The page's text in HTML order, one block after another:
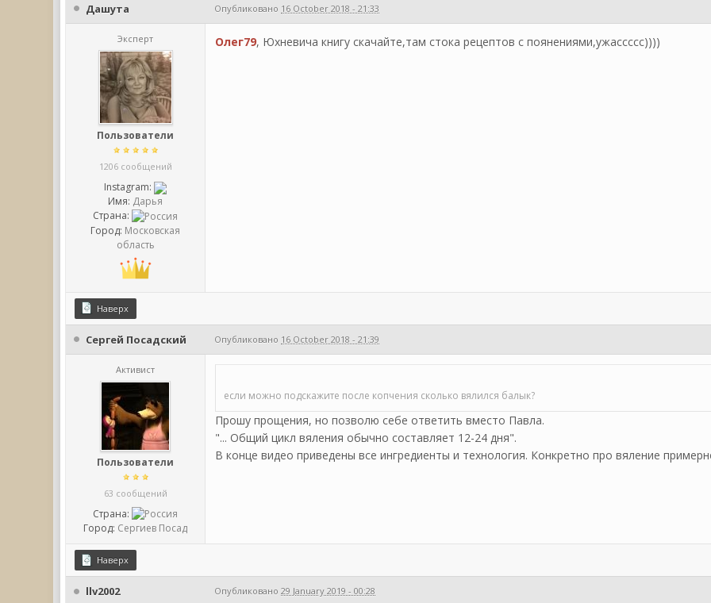
Дашута Опубликовано 16 October 2018 - 21:33
Эксперт
Пользователи
1206 сообщений
Instagram:
Имя: Дарья
Страна:
Город: Московская
область
Олег79, Юхневича книгу скачайте,там стока рецептов с поянениями,ужассссс))))
Наверх
Сергей Посадский Опубликовано 16 October 2018 - 21:39
Активист
Пользователи
63 сообщений
Страна:
Город: Сергиев Посад
если можно подскажите после копчения сколько вялился балык?
Прошу прощения, но позволю себе ответить вместо Павла.
"... Общий цикл вяления обычно составляет 12-24 дня".
В конце видео приведены все ингрeдиенты и технология. Конкретно про вяление
Наверх
llv2002 Опубликовано29 January 2019 - 00:28